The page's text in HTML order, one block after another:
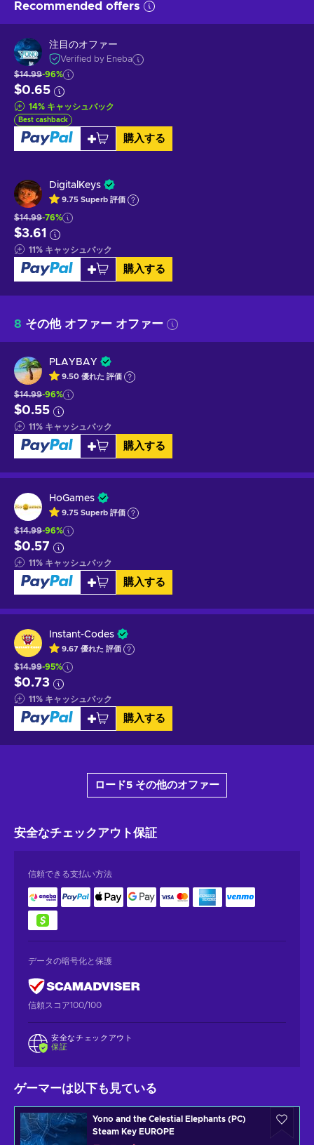
Recommended offers
注目のオファー
Verified by Eneba
$14.99-96%
$0.65
14% キャッシュバック
Best cashback
購入する
DigitalKeys
9.75 Superb 評価
$14.99-76%
$3.61
11% キャッシュバック
購入する
8 その他 オファー オファー
PLAYBAY
9.50 優れた 評価
$14.99-96%
$0.55
11% キャッシュバック
購入する
HoGames
9.75 Superb 評価
$14.99-96%
$0.57
11% キャッシュバック
購入する
Instant-Codes
9.67 優れた 評価
$14.99-95%
$0.73
11% キャッシュバック
購入する
ロード5 その他のオファー
安全なチェックアウト保証
信頼できる支払い方法
データの暗号化と保護
信頼スコア100/100
安全なチェックアウト
保証
ゲーマーは以下も見ている
Yono and the Celestial Elephants (PC)
Steam Key EUROPE